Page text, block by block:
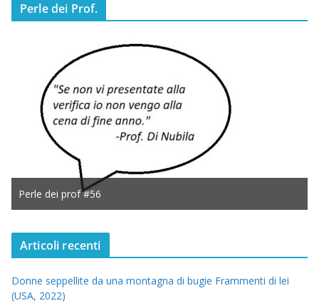
Perle dei Prof.
Perle dei prof #56
Articoli recenti
Donne seppellite da una montagna di bugie Frammenti di lei
(USA, 2022)